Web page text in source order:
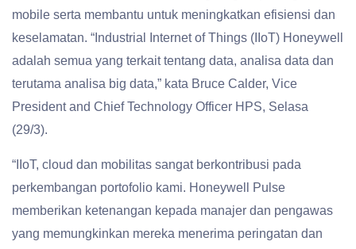
mobile serta membantu untuk meningkatkan efisiensi dan
keselamatan. “Industrial Internet of Things (IIoT) Honeywell
adalah semua yang terkait tentang data, analisa data dan
terutama analisa big data,” kata Bruce Calder, Vice
President and Chief Technology Officer HPS, Selasa
(29/3).
“IIoT, cloud dan mobilitas sangat berkontribusi pada
perkembangan portofolio kami. Honeywell Pulse
memberikan ketenangan kepada manajer dan pengawas
yang memungkinkan mereka menerima peringatan dan